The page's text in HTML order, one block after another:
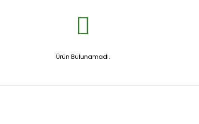
Ürün Bulunamadı.